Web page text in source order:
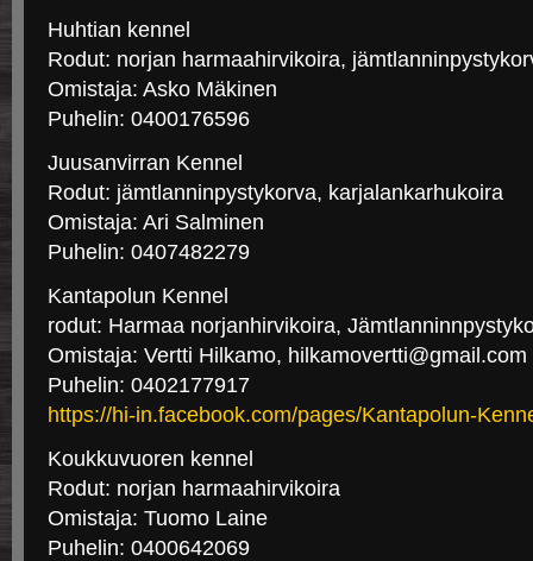
Huhtian kennel
Rodut: norjan harmaahirvikoira,
Omistaja: Asko Mäkinen
Puhelin: 0400176596
Juusanvirran Kennel
Rodut: jämtlanninpystykorva, karjalankarhukoira
Omistaja: Ari Salminen
Puhelin: 0407482279
Kantapolun Kennel
rodut: Harmaa norjanhirvikoira,
Omistaja: Vertti Hilkamo, hilkamovertti@gmail.com
Puhelin: 0402177917
https://hi-in.facebook.com/pages/Kantapolun-
Koukkuvuoren kennel
Rodut: norjan harmaahirvikoira
Omistaja: Tuomo Laine
Puhelin: 0400642069